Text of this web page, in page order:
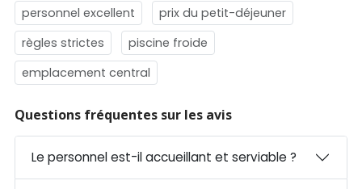
personnel excellent
prix du petit-déjeuner
règles strictes
piscine froide
emplacement central
Questions fréquentes sur les avis
Le personnel est-il accueillant et serviable ?